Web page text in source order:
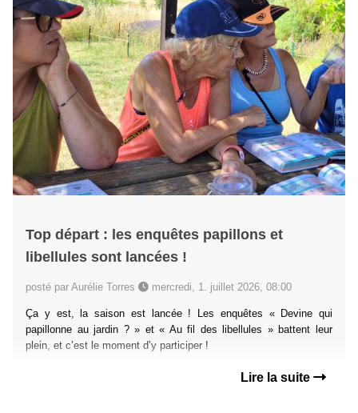
Top départ : les enquêtes papillons et
libellules sont lancées !
posté par Aurélie Torres mercredi, 1. juillet 2026, 08:00
Ça y est, la saison est lancée ! Les enquêtes « Devine qui
papillonne au jardin ? » et « Au fil des libellules » battent leur
plein, et c’est le moment d’y participer !
Lire la suite